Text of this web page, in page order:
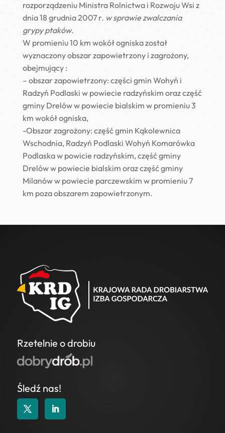
rozporządzeniu Ministra Rolnictwa i Rozwoju Wsi z
dnia 18 grudnia 2007 r. w sprawie zwalczania
grypy ptaków.
W promieniu 10 km wokół ogniska został
wyznaczony obszar zapowietrzony i zagrożony,
obejmujący :
– obszar zapowietrzony: części gmin Wohyń i
Radzyń Podlaski w powiecie radzyńskim oraz część
gminy Drelów w powiecie bialskim w promieniu 3
km wokół ogniska,
-Obszar zagrożony: część gmin Kąkolewnica
Wschodnia, Radzyń Podlaski Wohyń Komarówka
Podlaska w powicie radzyńskim, część gminy
Drelów w powiecie bialskim oraz część gminy
Milanów w powiecie parczewskim w promieniu 7
km poza obszarem zapowietrzonym.
Rzetelnie o drobiu
Śledź nas!